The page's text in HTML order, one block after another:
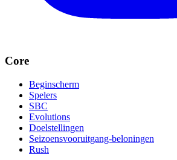
Core
Beginscherm
Spelers
SBC
Evolutions
Doelstellingen
Seizoensvooruitgang-beloningen
Rush